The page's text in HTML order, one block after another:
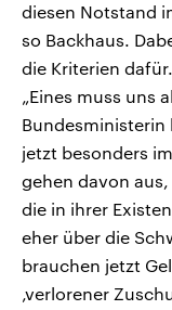
diesen Notstand
so Backhaus.
die Kriterien dafür.
„Eines muss uns
Bundesministerin
jetzt besonders
gehen davon
die in ihrer
eher über die
brauchen jetzt
‚verlorener